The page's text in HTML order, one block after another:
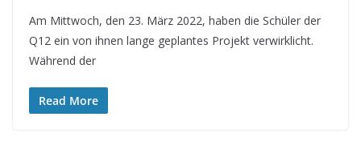
Am Mittwoch, den 23. März 2022, haben die Schüler der
Q12 ein von ihnen lange geplantes Projekt verwirklicht.
Während der
Read More